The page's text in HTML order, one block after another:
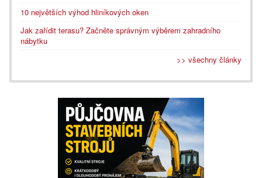
10 největších výhod hliníkových oken
Jak zařídit terasu? Začněte správným výběrem zahradního
nábytku
>> všechny články